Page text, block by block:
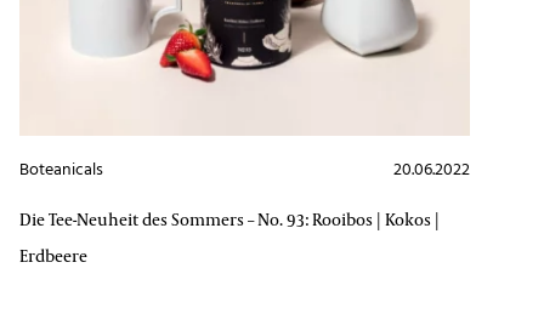
20.06.2022
Boteanicals
Die Tee-Neuheit des Sommers – No. 93: Rooibos | Kokos |
Erdbeere